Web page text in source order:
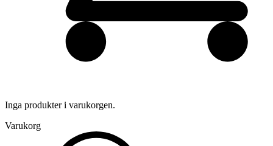
Inga produkter i varukorgen.
Varukorg